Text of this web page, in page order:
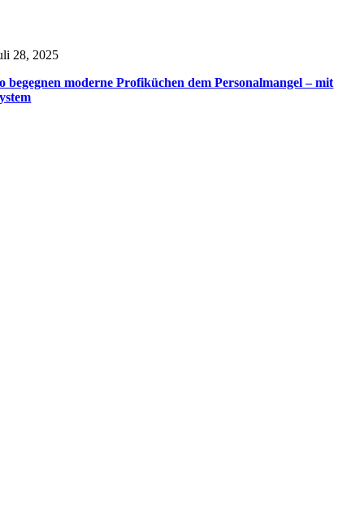
28, 2025
begegnen moderne Profiküchen dem Personalmangel – mit